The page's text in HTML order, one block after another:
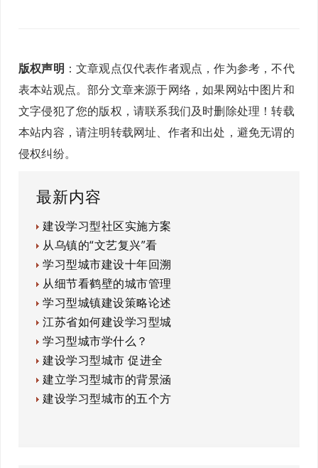
版权声明 ：文章观点仅代表作者观点，作为参考，不代
表本站观点。部分文章来源于网络，如果网站中图片和
文字侵犯了您的版权，请联系我们及时删除处理！转载
本站内容，请注明转载网址、作者和出处，避免无谓的
侵权纠纷。
最新内容
建设学习型社区实施方案
从乌镇的“文艺复兴”看
学习型城市建设十年回溯
从细节看鹤壁的城市管理
学习型城镇建设策略论述
江苏省如何建设学习型城
学习型城市学什么？
建设学习型城市 促进全
建立学习型城市的背景涵
建设学习型城市的五个方